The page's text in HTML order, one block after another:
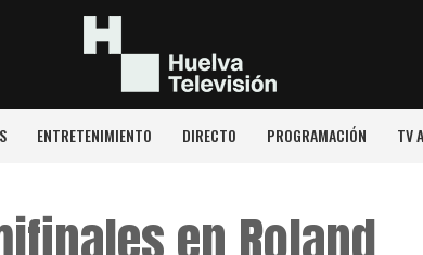
ENTRETENIMIENTO DIRECTO PROGRAMACIÓN TV
en Roland